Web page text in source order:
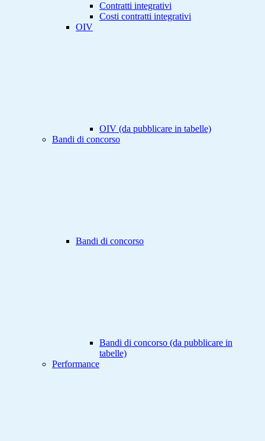
Contratti integrativi
Costi contratti integrativi
OIV
OIV (da pubblicare in tabelle)
Bandi di concorso
Bandi di concorso
Bandi di concorso (da pubblicare in
tabelle)
Performance